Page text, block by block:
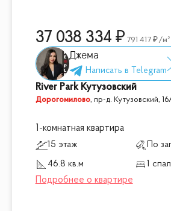
37 038 334 791 417 /м²
Джема
River Park Кутузовский
Дорогомилово, пр-д. Кутузовский,
1-комнатная квартира
15 этаж
По
46.8 кв.м
1